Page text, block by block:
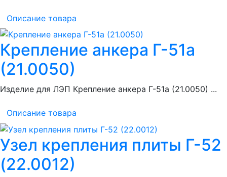
Описание товара
Крепление анкера Г-51а
(21.0050)
Изделие для ЛЭП Крепление анкера Г-51а (21.0050) ...
Описание товара
Узел крепления плиты Г-52
(22.0012)